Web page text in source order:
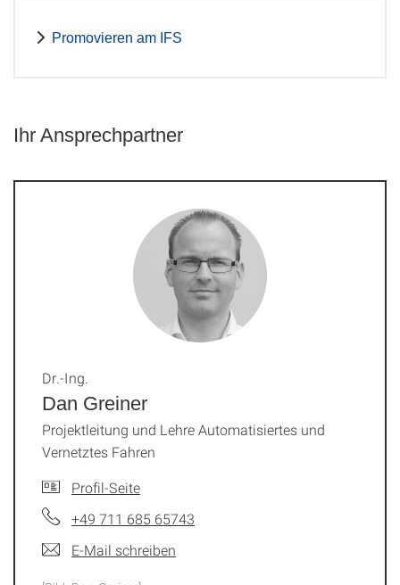
Promovieren am IFS
Ihr Ansprechpartner
Dan Greiner
Dr.-Ing.
Projektleitung und Lehre Automatisiertes und
Vernetztes Fahren
Profil-Seite
+49 711 685 65743
E-Mail schreiben